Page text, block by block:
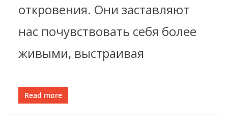
откровения. Они заставляют
нас почувствовать себя более
живыми, выстраивая
Read more